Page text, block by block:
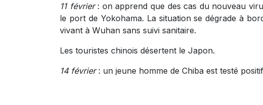
11 février: on apprend que des cas du nouveau
le port de Yokohama. La situation se dégrade à
vivant à Wuhan sans suivi sanitaire.
Les touristes chinois désertent le Japon.
14 février: un jeune homme de Chiba est testé